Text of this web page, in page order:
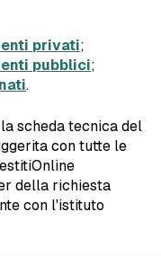
privati;
pubblici;
.
scheda tecnica del
con tutte le
della richiesta
con l'istituto